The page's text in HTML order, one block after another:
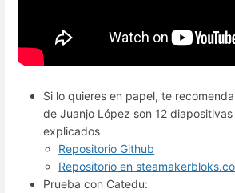
Si lo quieres en papel, te
de Juanjo López son 12
explicados
Repositorio Github
Repositorio en
Prueba con Catedu: